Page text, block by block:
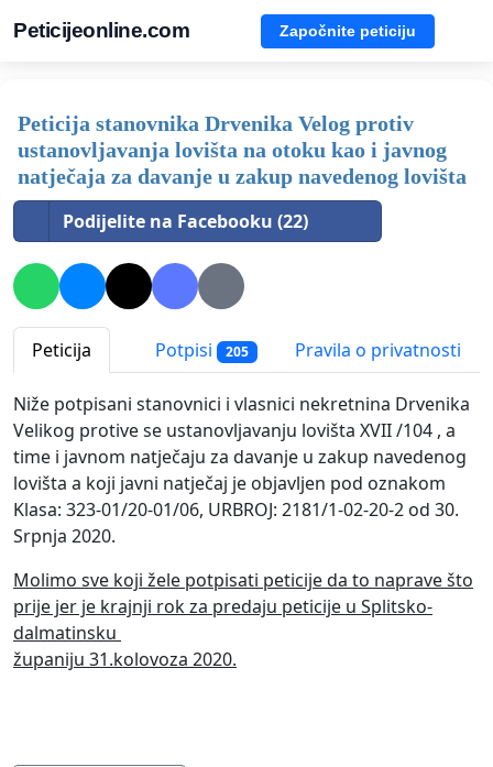
Peticijeonline.com Započnite peticiju
Peticija stanovnika Drvenika Velog protiv
ustanovljavanja lovišta na otoku kao i javnog
natječaja za davanje u zakup navedenog lovišta
Podijelite na Facebooku (22)
Peticija Potpisi 205 Pravila o privatnosti
Niže potpisani stanovnici i vlasnici nekretnina Drvenika
Velikog protive se ustanovljavanju lovišta XVII /104 , a
time i javnom natječaju za davanje u zakup navedenog
lovišta a koji javni natječaj je objavljen pod oznakom
Klasa: 323-01/20-01/06, URBROJ: 2181/1-02-20-2 od 30.
Srpnja 2020.
Molimo sve koji žele potpisati peticije da to naprave što
prije jer je krajnji rok za predaju peticije u Splitsko-
dalmatinsku
županiju 31.kolovoza 2020.